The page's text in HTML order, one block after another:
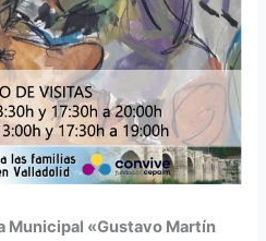
Municipal «Gustavo Martín